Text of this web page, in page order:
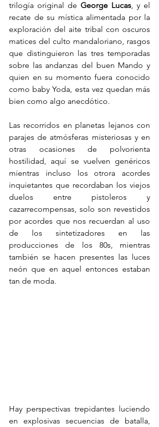
trilogía original de George Lucas, y el
recate de su mística alimentada por la
exploración del aite tribal con oscuros
matices del culto mandaloriano, rasgos
que distinguieron las tres temporadas
sobre las andanzas del buen Mando y
quien en su momento fuera conocido
como baby Yoda, esta vez quedan más
bien como algo anecdótico.
Las recorridos en planetas lejanos con
parajes de atmósferas misteriosas y en
otras ocasiones de polvorienta
hostilidad, aquí se vuelven genéricos
mientras incluso los otrora acordes
inquietantes que recordaban los viejos
duelos entre pistoleros y
cazarrecompensas, solo son revestidos
por acordes que nos recuerdan al uso
de los sintetizadores en las
producciones de los 80s, mientras
también se hacen presentes las luces
neón que en aquel entonces estaban
tan de moda.
Hay perspectivas trepidantes luciendo
en explosivas secuencias de batalla,